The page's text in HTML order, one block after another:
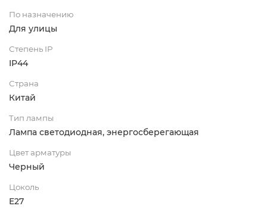
По назначению
Для улицы
Степень IP
IP44
Страна
Китай
Тип лампы
Лампа светодиодная, энергосберегающая
Цвет арматуры
Черный
Цоколь
E27